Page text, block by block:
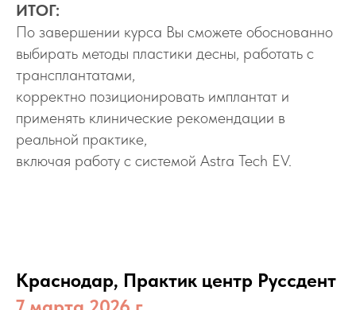
ИТОГ:
По завершении курса Вы сможете обоснованно
выбирать методы пластики десны, работать с
трансплантатами,
корректно позиционировать имплантат и
применять клинические рекомендации в
реальной практике,
включая работу с системой Astra Tech EV.
Краснодар, Практик центр Руссдент